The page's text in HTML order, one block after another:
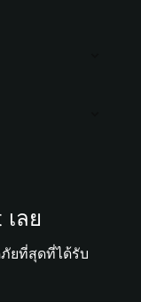
ลย
ยที่สุดที่ได้รับ